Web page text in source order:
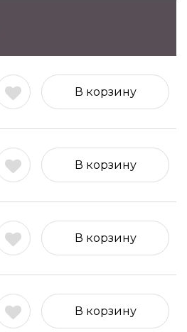
В корзину
В корзину
В корзину
В корзину